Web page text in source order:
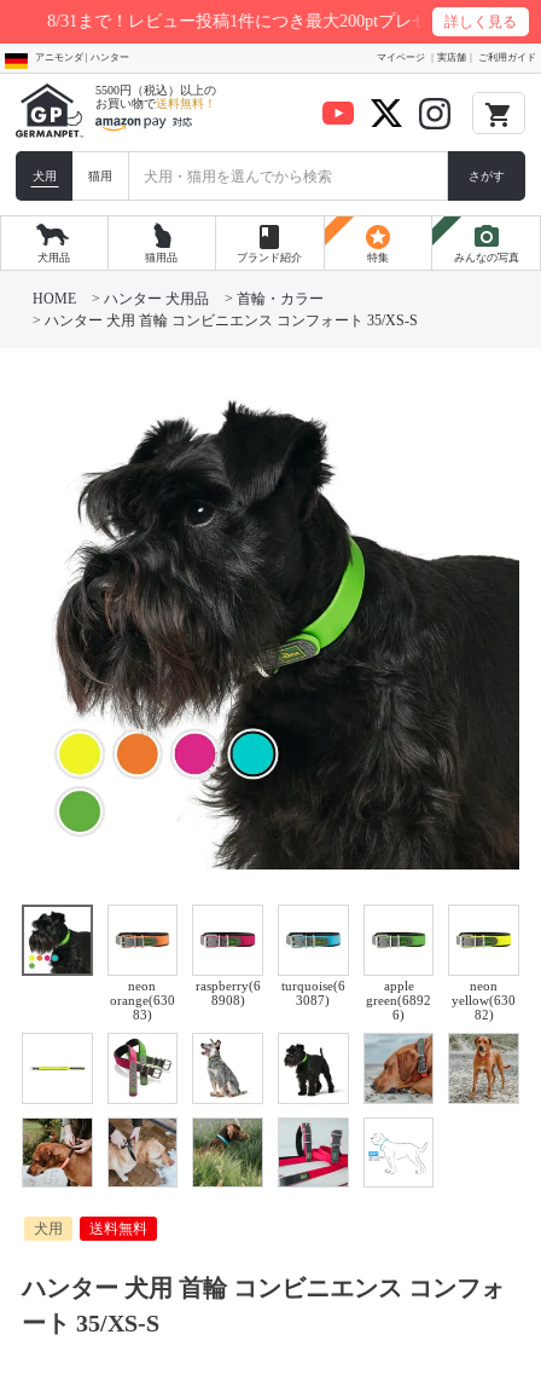
ビュー投稿1件につき最大200ptプレゼント 詳しく見る
アニモンダ | ハンター マイページ 実店舗 ご利用ガイド
5500円（税込）以上の
お買い物で送料無料！ local_grocery_store
犬用 猫用 さがす
犬用品 猫用品
book
ブランド紹介
stars
特集
photo_camera
みんなの写真
HOME ハンター 犬用品
首輪・カラー
ハンター 犬用 首輪 コンビニエンス コンフォート 35/XS-S
neon
orange(630
83)
raspberry(6
8908)
turquoise(6
3087)
apple
green(6892
6)
neon
yellow(630
82)
犬用 送料無料
ハンター 犬用 首輪 コンビニエンス コンフォ
ート 35/XS-S